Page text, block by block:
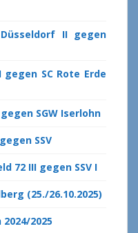
Düsseldorf II gegen
gegen SC Rote Erde
SGW Iserlohn
SSV
72 III gegen SSV I
(25./26.10.2025)
2025